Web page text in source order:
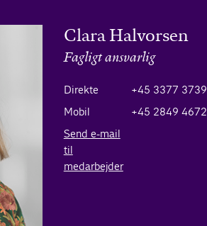
Clara Halvorsen
Fagligt ansvarlig
Direkte
+45 3377 3739
Mobil
+45 2849 4672
Send e-mail
til
medarbejder